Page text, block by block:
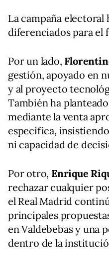
La campaña
diferenciados para el
Por un lado,
gestión, apoyado en
y al proyecto
También ha
mediante la venta
específica,
ni capacidad de
Por otro, Enrique
rechazar cualquier
el Real Madrid
principales
en Valdebebas y una
dentro de la